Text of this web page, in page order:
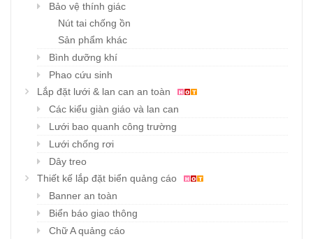
Bảo vệ thính giác
Nút tai chống ồn
Sản phẩm khác
Bình dưỡng khí
Phao cứu sinh
Lắp đặt lưới & lan can an toàn
Các kiểu giàn giáo và lan can
Lưới bao quanh công trường
Lưới chống rơi
Dây treo
Thiết kế lắp đặt biển quảng cáo
Banner an toàn
Biển báo giao thông
Chữ A quảng cáo